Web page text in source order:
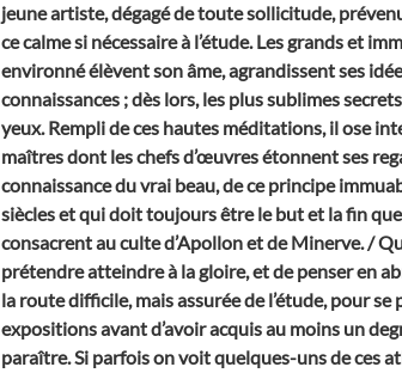
jeune artiste, dégagé de toute sollicitude,
ce calme si nécessaire à l’étude. Les grands et
environné élèvent son âme, agrandissent ses
connaissances ; dès lors, les plus sublimes
yeux. Rempli de ces hautes méditations, il ose
maîtres dont les chefs d’œuvres étonnent ses
connaissance du vrai beau, de ce principe
siècles et qui doit toujours être le but et la fin
consacrent au culte d’Apollon et de Minerve. /
prétendre atteindre à la gloire, et de penser en
la route difficile, mais assurée de l’étude, pour se
expositions avant d’avoir acquis au moins un
paraître. Si parfois on voit quelques-uns de ces